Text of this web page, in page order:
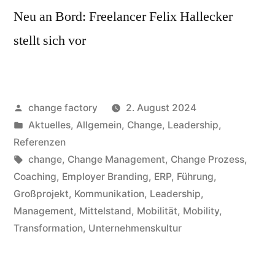
Neu an Bord: Freelancer Felix Hallecker
stellt sich vor
change factory
2. August 2024
Aktuelles, Allgemein, Change, Leadership,
Referenzen
change, Change Management, Change Prozess,
Coaching, Employer Branding, ERP, Führung,
Großprojekt, Kommunikation, Leadership,
Management, Mittelstand, Mobilität, Mobility,
Transformation, Unternehmenskultur